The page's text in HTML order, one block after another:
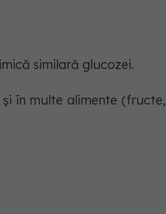
similară glucozei.
în multe alimente (fructe,